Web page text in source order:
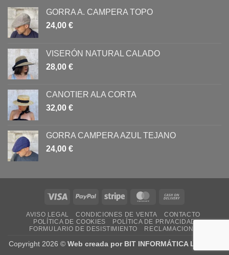
GORRA A. CAMPERA TOPO
24,00 €
VISERÓN NATURAL CALADO
28,00 €
CANOTIER ALA CORTA
32,00 €
GORRA CAMPERA AZUL TEJANO
24,00 €
Visa PayPal Stripe MasterCard
Delivery
AVISO LEGAL CONDICIONES DE VENTA
CONTACTO
POLÍTICA DE COOKIES
POLÍTICA DE PRIVACIDAD
FORMULARIO DE DESISTIMIENTO
RECLAMACIONES
Copyright 2026 © Web creada por BIT INFORMÁTICA LODOSA